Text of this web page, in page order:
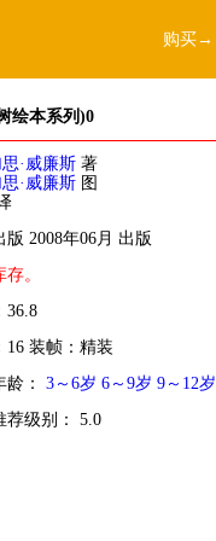
购买→
绘本系列)0
·威廉斯 著
·威廉斯 图
版 2008年06月 出版
。
36.8
16 装帧：精装
龄： 3～6岁 6～9岁 9～12岁
荐级别： 5.0